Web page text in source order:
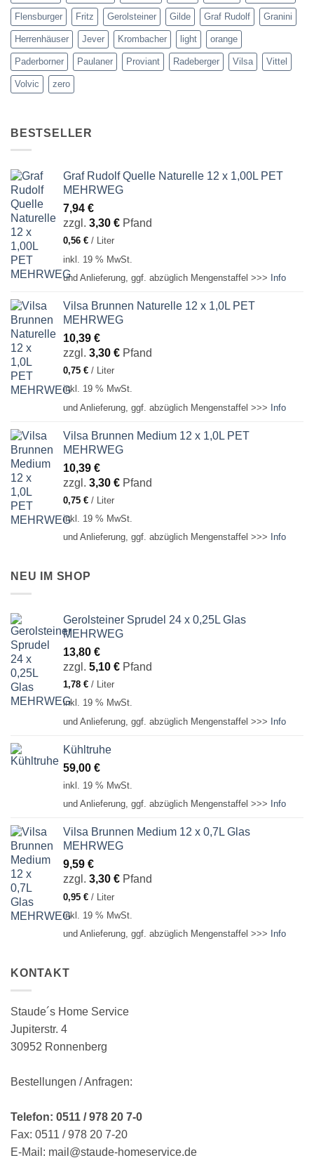
Flensburger Fritz Gerolsteiner Gilde Graf Rudolf Granini
Herrenhäuser Jever Krombacher light orange
Paderborner Paulaner Proviant Radeberger Vilsa Vittel
Volvic zero
BESTSELLER
Graf Rudolf Quelle Naturelle 12 x 1,00L PET
MEHRWEG
7,94 €
zzgl. 3,30 € Pfand
0,56 € / Liter
inkl. 19 % MwSt.
und Anlieferung, ggf. abzüglich Mengenstaffel >>> Info
Vilsa Brunnen Naturelle 12 x 1,0L PET
MEHRWEG
10,39 €
zzgl. 3,30 € Pfand
0,75 € / Liter
inkl. 19 % MwSt.
und Anlieferung, ggf. abzüglich Mengenstaffel >>> Info
Vilsa Brunnen Medium 12 x 1,0L PET
MEHRWEG
10,39 €
zzgl. 3,30 € Pfand
0,75 € /
Liter
inkl. 19 % MwSt.
und Anlieferung, ggf. abzüglich Mengenstaffel >>> Info
NEU IM SHOP
Gerolsteiner Sprudel 24 x 0,25L Glas
MEHRWEG
13,80 €
zzgl. 5,10 € Pfand
1,78 € / Liter
inkl. 19 % MwSt.
und Anlieferung, ggf. abzüglich Mengenstaffel >>> Info
Kühltruhe
59,00 €
inkl. 19 % MwSt.
und Anlieferung, ggf. abzüglich Mengenstaffel >>> Info
Vilsa Brunnen Medium 12 x 0,7L Glas
MEHRWEG
9,59 €
zzgl. 3,30 € Pfand
0,95 € / Liter
inkl. 19 % MwSt.
und Anlieferung, ggf. abzüglich Mengenstaffel >>> Info
KONTAKT
Staude´s Home Service
Jupiterstr. 4
30952 Ronnenberg
Bestellungen / Anfragen:
Telefon: 0511 / 978 20 7-0
Fax: 0511 / 978 20 7-20
E-Mail: mail@staude-homeservice.de